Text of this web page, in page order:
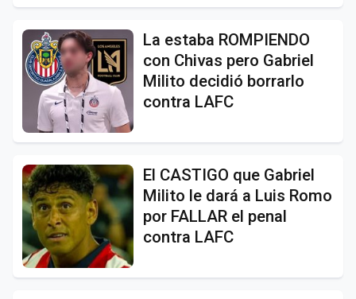
La estaba ROMPIENDO
con Chivas pero Gabriel
Milito decidió borrarlo
contra LAFC
El CASTIGO que Gabriel
Milito le dará a Luis Romo
por FALLAR el penal
contra LAFC